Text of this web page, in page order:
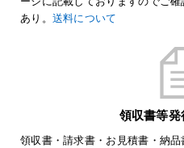
あり。 送料について
領収書等
領収書・請求書・お見積書・納